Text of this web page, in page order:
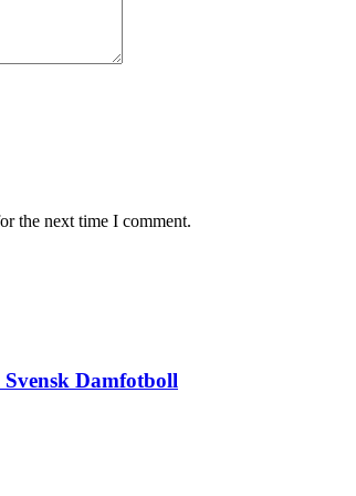
the next time I comment.
Damfotboll